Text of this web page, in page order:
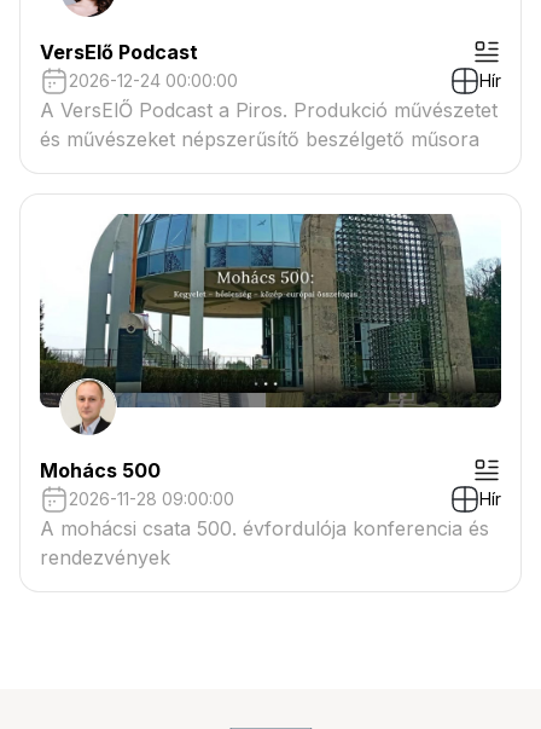
VersElő Podcast
2026-12-24 00:00:00 Hír
A VersElŐ Podcast a Piros. Produkció művészetet
és művészeket népszerűsítő beszélgető műsora
Mohács 500
2026-11-28 09:00:00 Hír
A mohácsi csata 500. évfordulója konferencia és
rendezvények